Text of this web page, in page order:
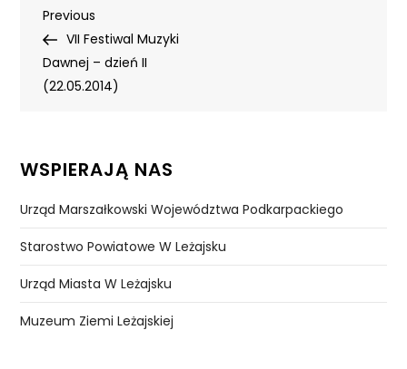
Nawigacja
wpisu
Previous
Post
Previous
VII Festiwal Muzyki
Dawnej – dzień II
(22.05.2014)
WSPIERAJĄ NAS
Urząd Marszałkowski Województwa Podkarpackiego
Starostwo Powiatowe W Leżajsku
Urząd Miasta W Leżajsku
Muzeum Ziemi Leżajskiej